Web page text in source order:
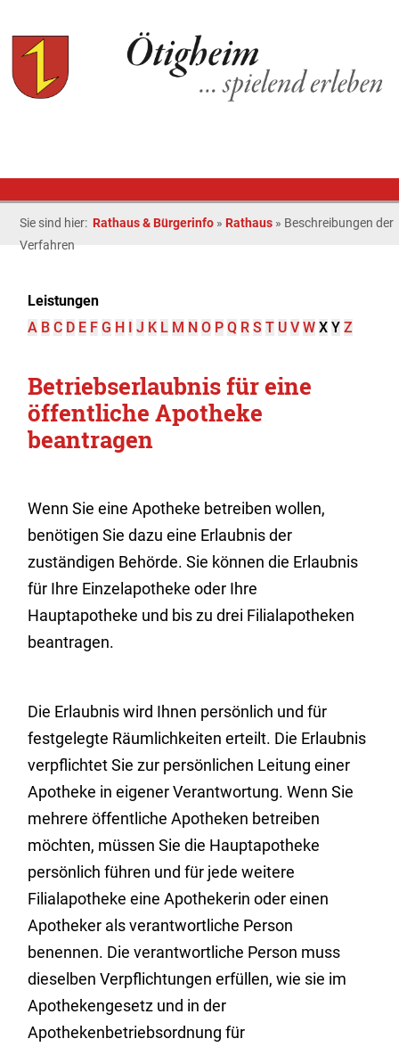
Sie sind hier: Rathaus & Bürgerinfo » Rathaus » Beschreibungen der
Verfahren
Leistungen
A B C D E F G H I J K L M N O P Q R S T U V W X Y Z
Betriebserlaubnis für eine
öffentliche Apotheke
beantragen
Wenn Sie eine Apotheke betreiben wollen,
benötigen Sie dazu eine Erlaubnis der
zuständigen Behörde. Sie können die Erlaubnis
für Ihre Einzelapotheke oder Ihre
Hauptapotheke und bis zu drei Filialapotheken
beantragen.
Die Erlaubnis wird Ihnen persönlich und für
festgelegte Räumlichkeiten erteilt. Die Erlaubnis
verpflichtet Sie zur persönlichen Leitung einer
Apotheke in eigener Verantwortung. Wenn Sie
mehrere öffentliche Apotheken betreiben
möchten, müssen Sie die Hauptapotheke
persönlich führen und für jede weitere
Filialapotheke eine Apothekerin oder einen
Apotheker als verantwortliche Person
benennen. Die verantwortliche Person muss
dieselben Verpflichtungen erfüllen, wie sie im
Apothekengesetz und in der
Apothekenbetriebsordnung für